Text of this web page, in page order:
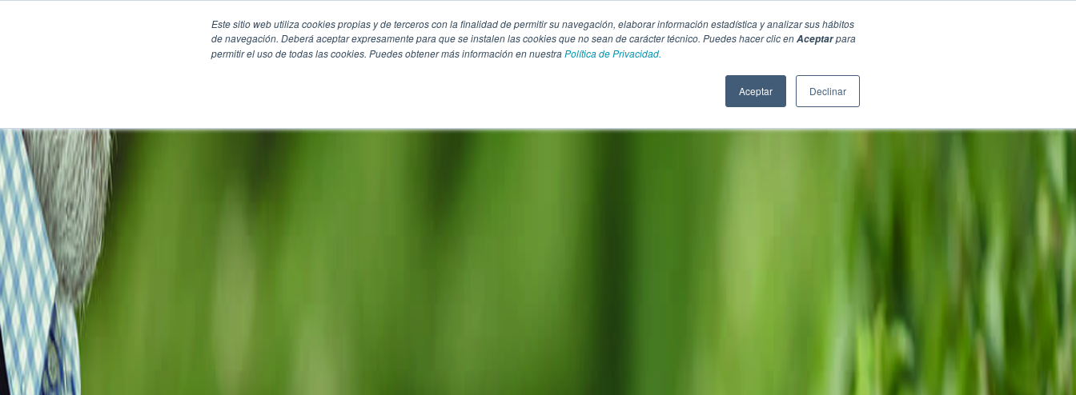
Este sitio web utiliza cookies propias y de terceros con la finalidad de permitir su navegación, elaborar información estadística y analizar sus hábitos
de navegación. Deberá aceptar expresamente para que se instalen las cookies que no sean de carácter técnico. Puedes hacer clic enAceptarpara
permitir el uso de todas las cookies. Puedes obtener más información en nuestraPolítica de Privacidad.
Aceptar Declinar
SECCIONES
EBOOKS
MULTIMEDIA
NEWSLETTERS
EVENTO BOLSA DE TRABAJO
Soluciones y tecnología alimentaria
Bebidas
Lácteos y derivados
Panificación y snacks
Cárnicos y alternativas plant-based
Confitería
Suplementos alimenticios
Métodos de control y regulaciones